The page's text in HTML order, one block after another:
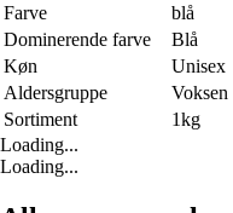
Farve
blå
Dominerende farve
Blå
Køn
Unisex
Aldersgruppe
Voksen
Sortiment
1kg
Loading...
Loading...